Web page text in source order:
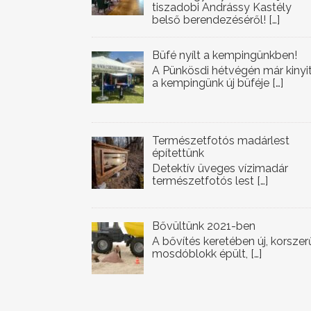
tiszadobi Andrássy Kastély
belső berendezéséről! […]
Büfé nyílt a kempingünkben!
A Pünkösdi hétvégén már
a kempingünk új büféje […]
Természetfotós madárlest
építettünk
Detektív üveges vízimadár
természetfotós lest […]
Bővültünk 2021-ben
A bővítés keretében új,
mosdóblokk épült, […]